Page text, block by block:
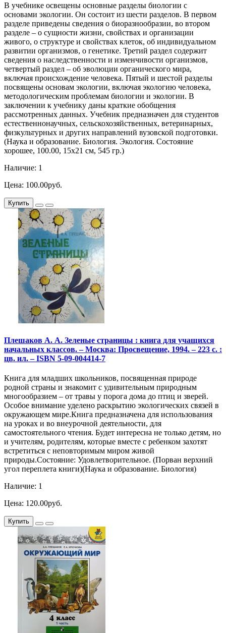
В учебнике освещены основные разделы биологии с
основами экологии. Он состоит из шести разделов. В первом
разделе приведены сведения о биоразнообразии, во втором
разделе – о сущности жизни, свойствах и организации
живого, о структуре и свойствах клеток, об индивидуальном
развитии организмов, о генетике. Третий раздел содержит
сведения о наследственности и изменчивости организмов,
четвертый раздел – об эволюции органического мира,
включая происхождение человека. Пятый и шестой разделы
посвящены основам экологии, включая экологию человека,
методологическим проблемам биологии и экологии. В
заключении к учебнику даны краткие обобщения
рассмотренных данных. Учебник предназначен для студентов
естественнонаучных, сельскохозяйственных, ветеринарных,
физкультурных и других направлений вузовской подготовки.
(Наука и образование. Биология. Экология. Состояние
хорошее, 100.00, 15х21 см, 545 гр.)
Наличие: 1
Цена: 100.00руб.
Купить
Плешаков А. А. Зеленые страницы : книга для учащихся
начальных классов. – Москва: Просвещение, 1994. – 223 с. :
цв. ил. – ISBN 5-09-004414-7
Книга для младших школьников, посвященная природе
родной страны и знакомит с удивительным природным
многообразием – от травы у порога дома до птиц и зверей.
Особое внимание уделено раскрытию экологических связей в
окружающем мире.Книга предназначена для использования
на уроках и во внеурочной деятельности, для
самостоятельного чтения. Будет интересна не только детям, но
и учителям, родителям, которые вместе с ребенком захотят
встретиться с неповторимым миром живой
природы.Состояние: Удовлетворительное. (Порван верхний
угол переплета книги)(Наука и образование. Биология)
Наличие: 1
Цена: 120.00руб.
Купить